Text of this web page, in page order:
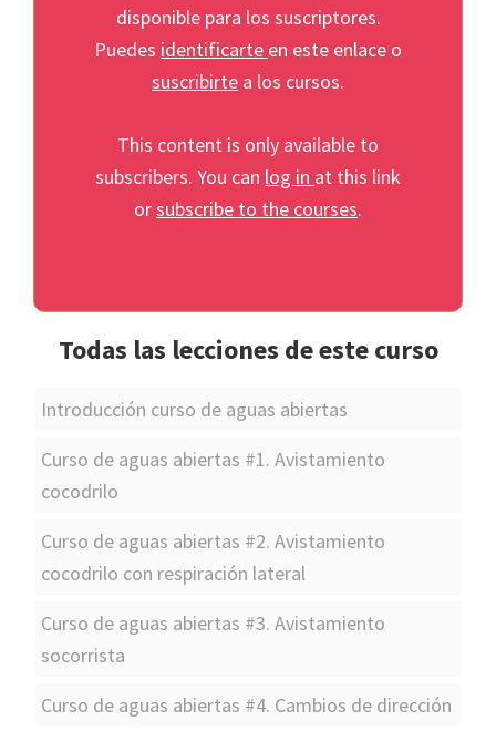
disponible para los suscriptores.
Puedes identificarte en este enlace o
suscribirte a los cursos.
This content is only available to
subscribers. You can log in at this link
orsubscribe to the courses.
Todas las lecciones de este curso
Introducción curso de aguas abiertas
Curso de aguas abiertas #1. Avistamiento
cocodrilo
Curso de aguas abiertas #2. Avistamiento
cocodrilo con respiración lateral
Curso de aguas abiertas #3. Avistamiento
socorrista
Curso de aguas abiertas #4. Cambios de dirección